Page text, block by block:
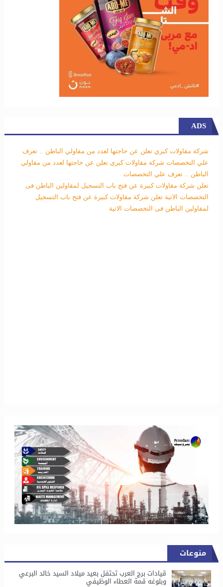
ADS
شركة مقاولات كبري تعلن عن حاجتها لعدد من مقاولي الباطن .. تعرف
علي التخصصات شركة مقاولات كبري تعلن عن حاجتها لعدد من مقاولي
الباطن .. تعرف علي التخصصات
تعلن شركة مقاولات كبيرة عن فتح باب التسجيل لمقاولين الباطن فى
التخصصات الاتية تعلن شركة مقاولات كبيرة عن فتح باب التسجيل
لمقاولين الباطن فى التخصصات الاتية
منوعات
قيادات برج العرب تحتفل بعيد ميلاد السيد خالد البرعي
وبلوغه قمة العطاء الوظيفي